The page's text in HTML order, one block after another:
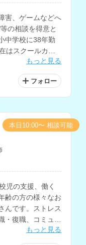
害、ゲームなどへ
の相談を得意と
中学校に38年勤
はスクールカウ
に対応されていま
もっと見る
フォロー
児の支援、働く
齢の方の様々なお
んです。ストレス
復職、コミュニ
れています。
もっと見る
本日10:00〜 相談可能